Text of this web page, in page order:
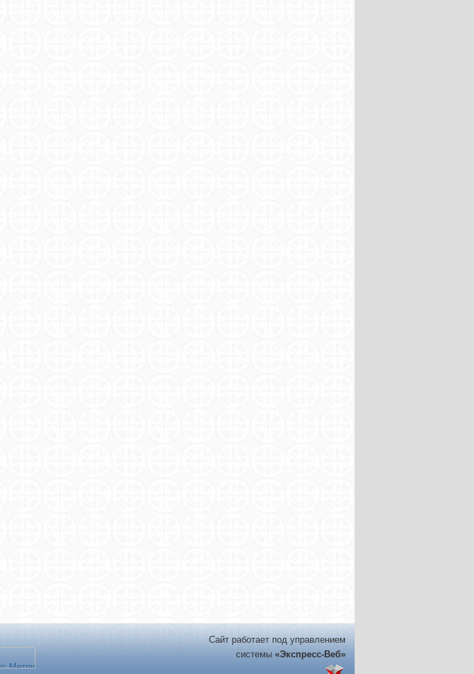
Сайт работает под управлением
системы «Экспресс-Веб»